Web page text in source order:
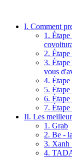
I. Comment
1.
2.
3.
vous
4. Étape
5.
6.
7.
II. Les
1. Grab
2. Be -
3. Xanh
4.